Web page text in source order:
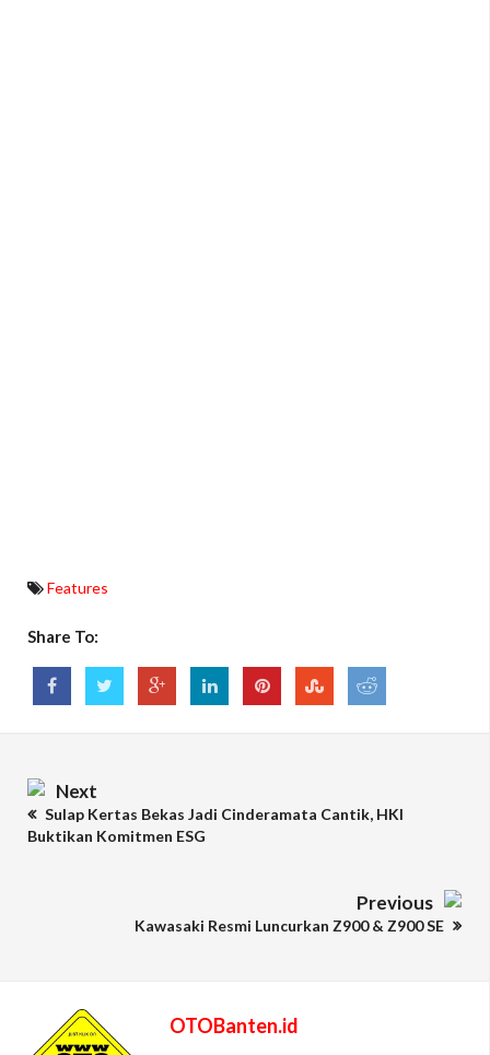
Features
Share To:
Next
Sulap Kertas Bekas Jadi Cinderamata Cantik, HKI
Buktikan Komitmen ESG
Previous
Kawasaki Resmi Luncurkan Z900 & Z900 SE
OTOBanten.id